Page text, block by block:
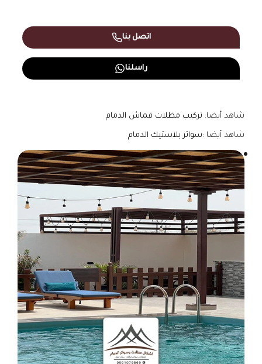
اتصل بنا
راسلنا
شاهد أيضا: تركيب مظلات قماش الدمام
شاهد أيضا :سواتر بلاستيك الدمام